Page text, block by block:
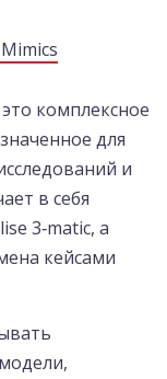
комплексное
для
и
в себя
3‑matic, а
кейсами